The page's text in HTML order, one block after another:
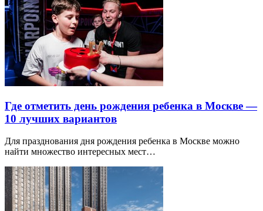
Где отметить день рождения ребенка в Москве —
10 лучших вариантов
Для празднования дня рождения ребенка в Москве можно
найти множество интересных мест…